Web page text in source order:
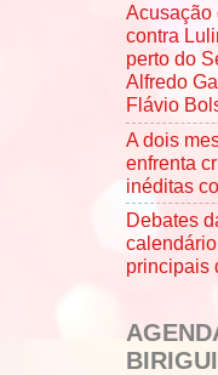
Acusação
contra
perto do
Alfredo
Flávio
A dois
enfrenta
inéditas
Debates
principais